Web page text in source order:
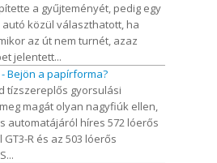
a gyűjteményét, pedig egy
közül választhatott, ha
az út nem turnét, azaz
jelentett...
Bejön a papírforma?
tízszereplős gyorsulási
magát olyan nagyfiúk ellen,
automatájáról híres 572 lóerős
R és az 503 lóerős